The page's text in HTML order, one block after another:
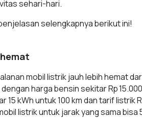
sehari-hari.
selengkapnya berikut ini!
mobil listrik jauh lebih hemat
harga bensin sekitar Rp
kWh untuk 100 km dan tarif listrik
listrik untuk jarak yang sama